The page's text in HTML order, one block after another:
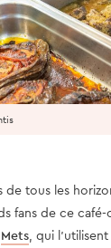
tous les
fans de ce café-
Mets, qui